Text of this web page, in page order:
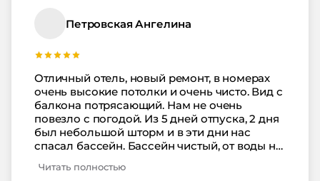
ходили семьей в аквапарк. Очень удобно,
что все рядом и не приходилось кататься по
В отеле можно покушать в кафе. Кормят
вкусно, выбор в меню не плохой. Советуем
это место.
Петровская Ангелина
Отличный отель, новый ремонт, в номерах
очень высокие потолки и очень чисто. Вид с
балкона потрясающий. Нам не очень
повезло с погодой. Из 5 дней отпуска, 2 дня
был небольшой шторм и в эти дни нас
спасал бассейн. Бассейн чистый, от воды не
поплавать и позагорать. Вообще отель
Читать полностью